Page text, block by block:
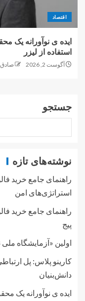
اقتصاد
ایده ی نوآورانه یک
استفاده از لیزر
آگوست 2, 2026 صادق
جستجو
نوشته‌های تازه
راهنمای جامع خرید
استراتژی‌های امن
راهنمای جامع خرید
پیج
اولین «آزمایشگاه
کارینو پلاس: پل
دانش‌بنیان
ایده ی نوآورانه یک